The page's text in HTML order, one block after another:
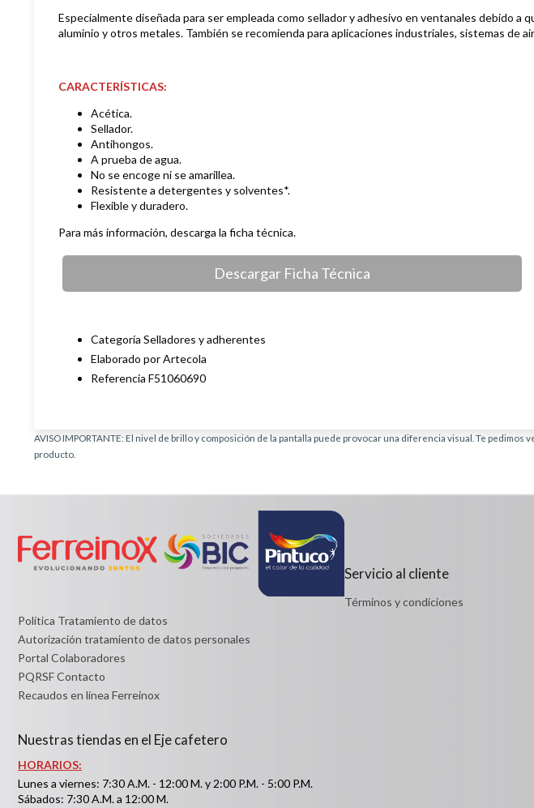
Especialmente diseñada para ser empleada como sellador y adhesivo en ventanales debido
aluminio y otros metales. También se recomienda para aplicaciones industriales, sistemas de
CARACTERÍSTICAS:
Acética.
Sellador.
Antihongos.
A prueba de agua.
No se encoge ni se amarillea.
Resistente a detergentes y solventes*.
Flexible y duradero.
Para más información, descarga la ficha técnica.
Descargar Ficha Técnica
Categoría Selladores y adherentes
Elaborado por Artecola
Referencia F51060690
AVISO IMPORTANTE: El nivel de brillo y composición de la pantalla puede provocar una diferencia visual. Te
producto.
Servicio al cliente
Términos y condiciones
Política Tratamiento de datos
Autorización tratamiento de datos personales
Portal Colaboradores
PQRSF Contacto
Recaudos en línea Ferreinox
Nuestras tiendas en el Eje cafetero
HORARIOS:
Lunes a viernes: 7:30 A.M. - 12:00 M. y 2:00 P.M. - 5:00 P.M.
Sábados: 7:30 A.M. a 12:00 M.